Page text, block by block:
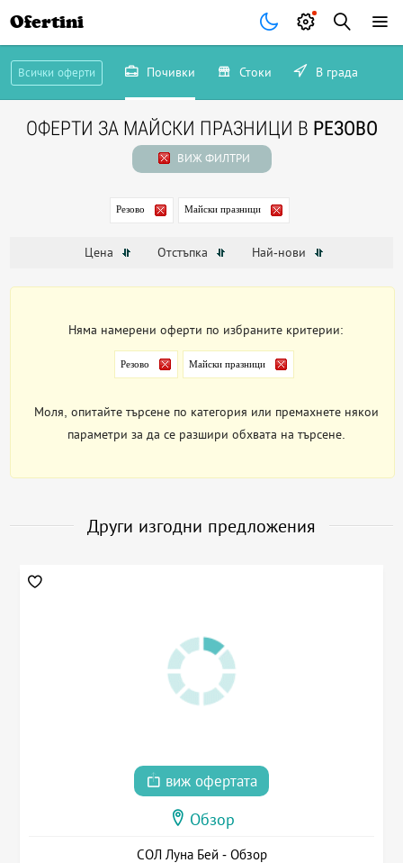
Ofertini
Всички оферти Почивки Стоки В града
ОФЕРТИ ЗА МАЙСКИ ПРАЗНИЦИ В РЕЗОВО
ВИЖ ФИЛТРИ
Резово Майски празници
Цена Отстъпка Най-нови
Няма намерени оферти по избраните критерии:
Резово Майски празници
Моля, опитайте търсене по категория или премахнете някои
параметри за да се разшири обхвата на търсене.
Други изгодни предложения
виж офертата
Обзор
СОЛ Луна Бей - Обзор